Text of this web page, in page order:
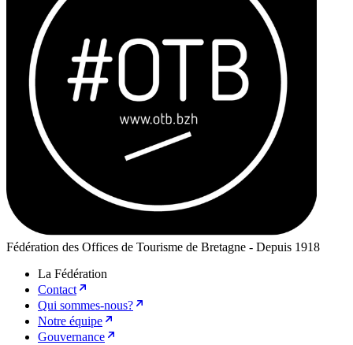
Fédération des Offices de Tourisme de Bretagne - Depuis 1918
La Fédération
Contact
Qui sommes-nous?
Notre équipe
Gouvernance